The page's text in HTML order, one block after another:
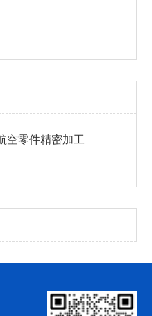
空零件精密加工